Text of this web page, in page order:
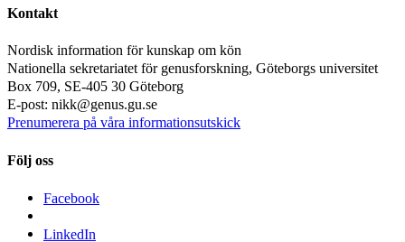
Kontakt
Nordisk information för kunskap om kön
Nationella sekretariatet för genusforskning, Göteborgs universitet
Box 709, SE-405 30 Göteborg
E-post: nikk@genus.gu.se
Prenumerera på våra informationsutskick
Följ oss
Facebook
LinkedIn